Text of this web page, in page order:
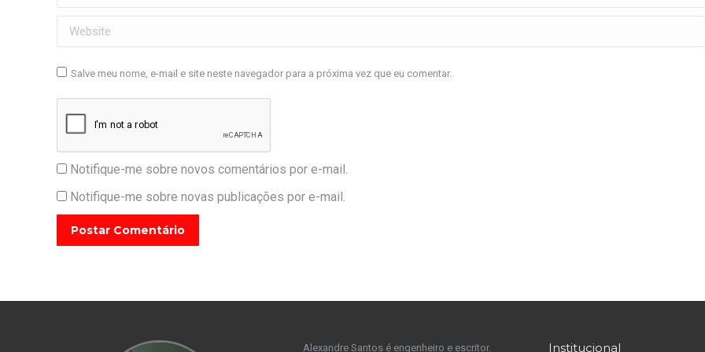
Website
Salve meu nome, e-mail e site neste navegador para a próxima vez que eu comentar.
Notifique-me sobre novos comentários por e-mail.
Notifique-me sobre novas publicações por e-mail.
Postar Comentário
Alexandre Santos é engenheiro e escritor. Institucional